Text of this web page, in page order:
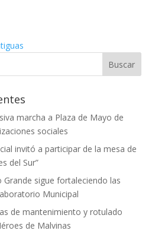
marcha a Plaza de Mayo de
sociales
invitó a participar de la mesa de
del Sur”
Grande sigue fortaleciendo las
Municipal
de mantenimiento y rotulado
de Malvinas